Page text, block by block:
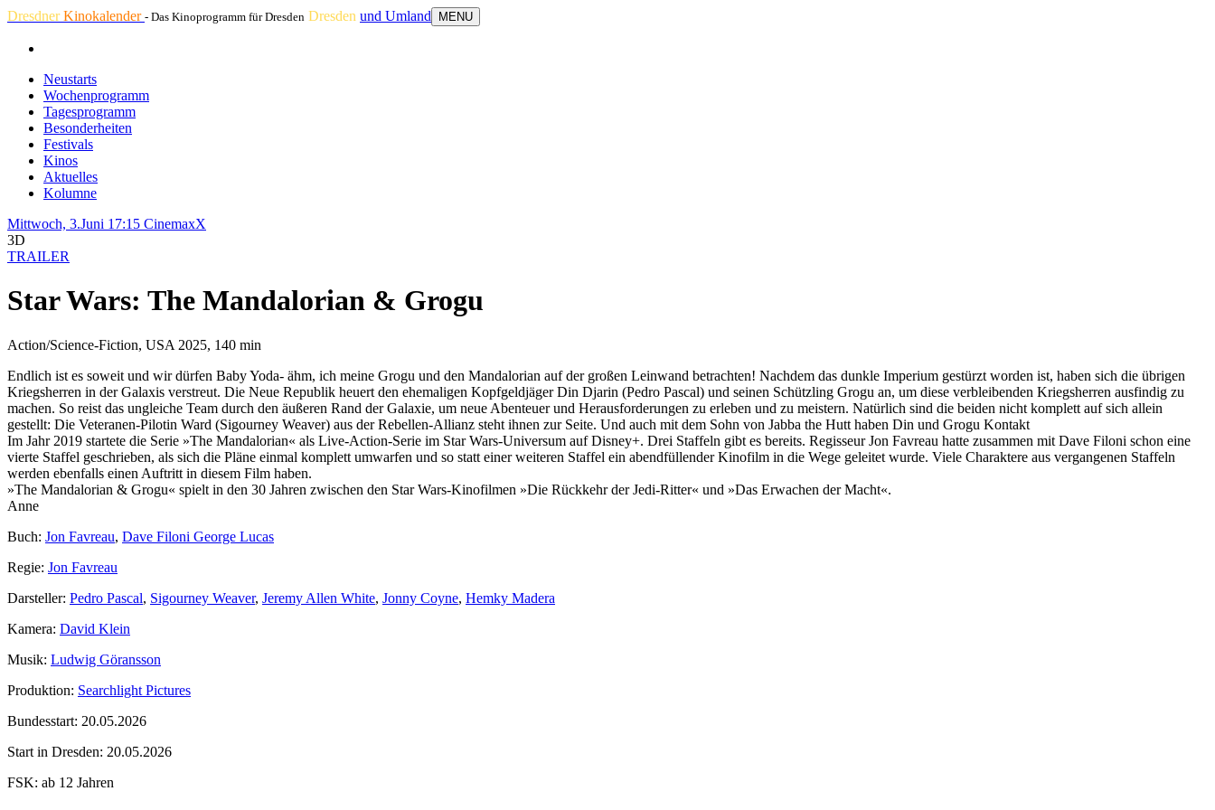
DresdnerKinokalender - Das Kinoprogramm für Dresden Dresden und Umland MENU
Neustarts
Wochenprogramm
Tagesprogramm
Besonderheiten
Festivals
Kinos
Aktuelles
Kolumne
Mittwoch, 3.Juni 17:15 CinemaxX
3D
TRAILER
Star Wars: The Mandalorian & Grogu
Action/Science-Fiction, USA 2025, 140 min
Endlich ist es soweit und wir dürfen Baby Yoda- ähm, ich meine Grogu und den Mandalorian auf der großen Leinwand betrachten! Nachdem das dunkle Imperium gestürzt worden ist, haben sich die übrigen
Kriegsherren in der Galaxis verstreut. Die Neue Republik heuert den ehemaligen Kopfgeldjäger Din Djarin (Pedro Pascal) und seinen Schützling Grogu an, um diese verbleibenden Kriegsherren ausfindig zu
machen. So reist das ungleiche Team durch den äußeren Rand der Galaxie, um neue Abenteuer und Herausforderungen zu erleben und zu meistern. Natürlich sind die beiden nicht komplett auf sich allein
gestellt: Die Veteranen-Pilotin Ward (Sigourney Weaver) aus der Rebellen-Allianz steht ihnen zur Seite. Und auch mit dem Sohn von Jabba the Hutt haben Din und Grogu Kontakt
Im Jahr 2019 startete die Serie »The Mandalorian« als Live-Action-Serie im Star Wars-Universum auf Disney+. Drei Staffeln gibt es bereits. Regisseur Jon Favreau hatte zusammen mit Dave Filoni schon eine
vierte Staffel geschrieben, als sich die Pläne einmal komplett umwarfen und so statt einer weiteren Staffel ein abendfüllender Kinofilm in die Wege geleitet wurde. Viele Charaktere aus vergangenen Staffeln
werden ebenfalls einen Auftritt in diesem Film haben.
»The Mandalorian & Grogu« spielt in den 30 Jahren zwischen den Star Wars-Kinofilmen »Die Rückkehr der Jedi-Ritter« und »Das Erwachen der Macht«.
Anne
Buch: Jon Favreau, Dave Filoni George Lucas
Regie: Jon Favreau
Darsteller: Pedro Pascal, Sigourney Weaver, Jeremy Allen White, Jonny Coyne, Hemky Madera
Kamera: David Klein
Musik: Ludwig Göransson
Produktion: Searchlight Pictures
Bundesstart: 20.05.2026
Start in Dresden: 20.05.2026
FSK: ab 12 Jahren